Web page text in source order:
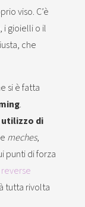
viso. C’è
i gioielli o il
che
si è fatta
.
di
meches,
punti di forza
reverse
tutta rivolta